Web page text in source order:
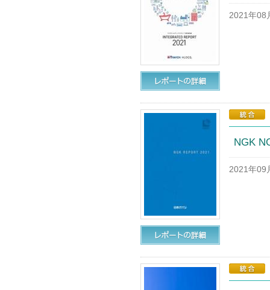
2021年08
NGK
2021年09